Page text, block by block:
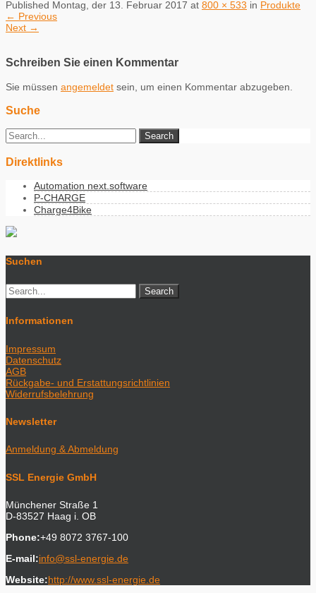
Published Montag, der 13. Februar 2017 at 800 × 533 in Produkte
← Previous
Next →
Schreiben Sie einen Kommentar
Sie müssen angemeldet sein, um einen Kommentar abzugeben.
Suche
Direktlinks
Automation next.software
P-CHARGE
Charge4Bike
Suchen
Informationen
Impressum
Datenschutz
AGB
Rückgabe- und Erstattungsrichtlinien
Widerrufsbelehrung
Newsletter
Anmeldung & Abmeldung
SSL Energie GmbH
Münchener Straße 1
D-83527 Haag i. OB
Phone:+49 8072 3767-100
E-mail:info@ssl-energie.de
Website:http://www.ssl-energie.de